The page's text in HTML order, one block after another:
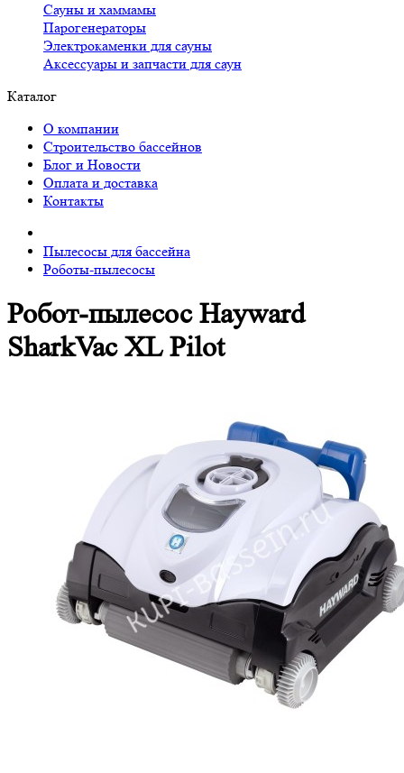
Сауны и хаммамы
Парогенераторы
Электрокаменки для сауны
Аксессуары и запчасти для саун
Каталог
О компании
Строительство бассейнов
Блог и Новости
Оплата и доставка
Контакты
Пылесосы для бассейна
Роботы-пылесосы
Робот-пылесос Hayward
SharkVac XL Pilot